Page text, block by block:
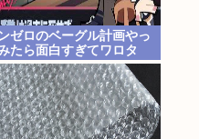
ゼロのベーグル計画やっ
たら面白すぎてワロタ